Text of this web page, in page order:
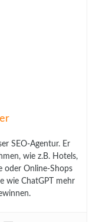
SEO-Agentur. Er
wie z.B. Hotels,
oder Online-Shops
wie ChatGPT mehr